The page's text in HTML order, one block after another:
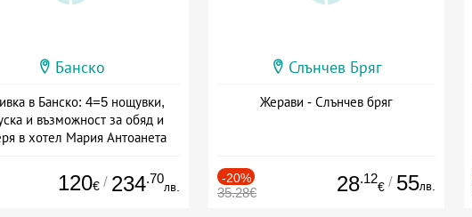
Банско
в Банско: 4=5 нощувки,
и възможност за обяд и
в хотел Мария Антоанета
120€ / 234.70
лв.
Слънчев Бряг
Жерави - Слънчев бряг
-20%
35.28€ 28.12
€ / 55лв.